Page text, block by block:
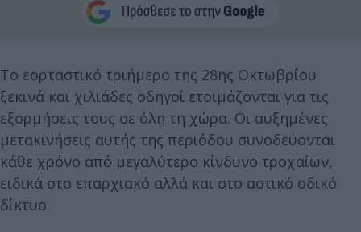
Το εορταστικό τριήμερο της 28ης Οκτωβρίου
ξεκινά και χιλιάδες οδηγοί ετοιμάζονται για τις
εξορμήσεις τους σε όλη τη χώρα. Οι αυξημένες
μετακινήσεις αυτής της περιόδου συνοδεύονται
κάθε χρόνο από μεγαλύτερο κίνδυνο τροχαίων,
ειδικά στο επαρχιακό αλλά και στο αστικό οδικό
δίκτυο.